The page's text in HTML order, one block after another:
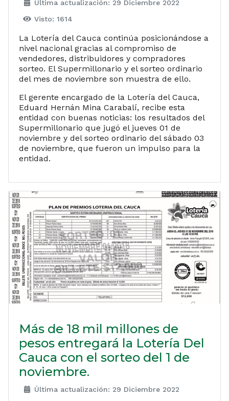
Última actualización: 29 Diciembre 2022
Visto: 1614
La Lotería del Cauca continúa posicionándose a
nivel nacional gracias al compromiso de
vendedores, distribuidores y compradores
sorteo. El Supermillonario y el sorteo ordinario
del mes de noviembre son muestra de ello.
El gerente encargado de la Lotería del Cauca,
Eduard Hernán Mina Carabalí, recibe esta
entidad con buenas noticias: los resultados del
Supermillonario que jugó el jueves 01 de
noviembre y del sorteo ordinario del sábado 03
de noviembre, que fueron un impulso para la
entidad.
Más de 18 mil millones de
pesos entregará la Lotería Del
Cauca con el sorteo del 1 de
noviembre.
Última actualización: 29 Diciembre 2022